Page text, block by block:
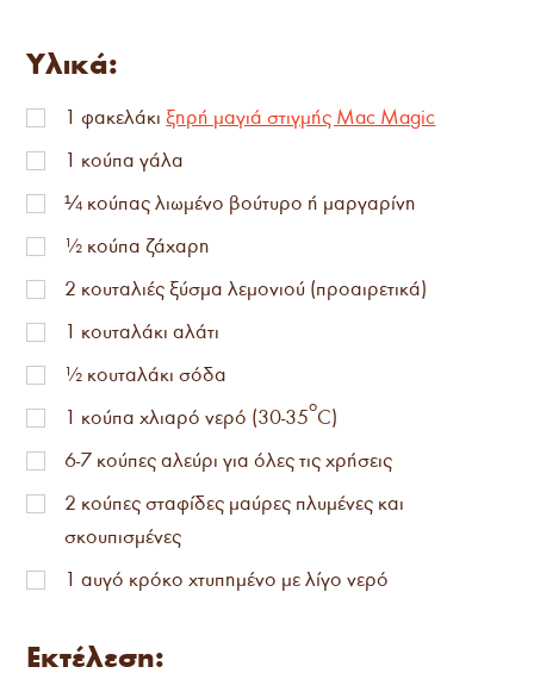
Υλικά:
1 φακελάκι ξηρή μαγιά στιγμής Mac Magic
1 κούπα γάλα
¼ κούπας λιωμένο βούτυρο ή μαργαρίνη
½ κούπα ζάχαρη
2 κουταλιές ξύσμα λεμονιού (προαιρετικά)
1 κουταλάκι αλάτι
½ κουταλάκι σόδα
1 κούπα χλιαρό νερό (30-35οC)
6-7 κούπες αλεύρι για όλες τις χρήσεις
2 κούπες σταφίδες μαύρες πλυμένες και
σκουπισμένες
1 αυγό κρόκο χτυπημένο με λίγο νερό
Εκτέλεση: